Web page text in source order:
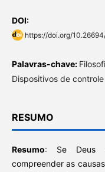
DOI:
https://doi.org/
Palavras-chave:
Dispositivos de controle
RESUMO
Resumo: Se Deus
compreender as